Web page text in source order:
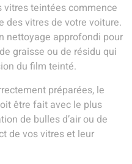
vitres teintées commence
des vitres de votre voiture.
nettoyage approfondi pour
graisse ou de résidu qui
du film teinté.
préparées, le
être fait avec le plus
de bulles d’air ou de
de vos vitres et leur